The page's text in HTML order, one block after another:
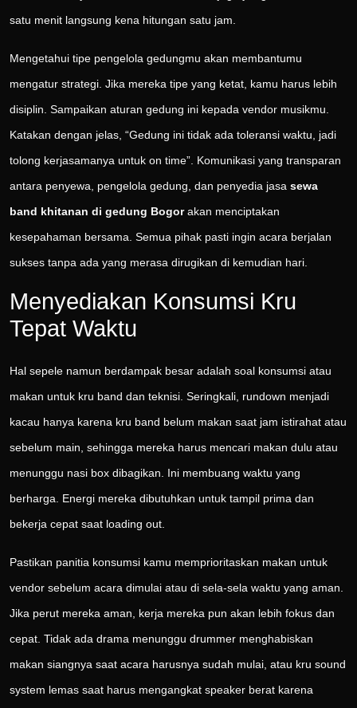
satu menit langsung kena hitungan satu jam.
Mengetahui tipe pengelola gedungmu akan membantumu
mengatur strategi. Jika mereka tipe yang ketat, kamu harus lebih
disiplin. Sampaikan aturan gedung ini kepada vendor musikmu.
Katakan dengan jelas, “Gedung ini tidak ada toleransi waktu, jadi
tolong kerjasamanya untuk on time”. Komunikasi yang transparan
antara penyewa, pengelola gedung, dan penyedia jasa sewa
band khitanan di gedung Bogorakan menciptakan
kesepahaman bersama. Semua pihak pasti ingin acara berjalan
sukses tanpa ada yang merasa dirugikan di kemudian hari.
Menyediakan Konsumsi Kru
Tepat Waktu
Hal sepele namun berdampak besar adalah soal konsumsi atau
makan untuk kru band dan teknisi. Seringkali, rundown menjadi
kacau hanya karena kru band belum makan saat jam istirahat atau
sebelum main, sehingga mereka harus mencari makan dulu atau
menunggu nasi box dibagikan. Ini membuang waktu yang
berharga. Energi mereka dibutuhkan untuk tampil prima dan
bekerja cepat saat loading out.
Pastikan panitia konsumsi kamu memprioritaskan makan untuk
vendor sebelum acara dimulai atau di sela-sela waktu yang aman.
Jika perut mereka aman, kerja mereka pun akan lebih fokus dan
cepat. Tidak ada drama menunggu drummer menghabiskan
makan siangnya saat acara harusnya sudah mulai, atau kru sound
system lemas saat harus mengangkat speaker berat karena